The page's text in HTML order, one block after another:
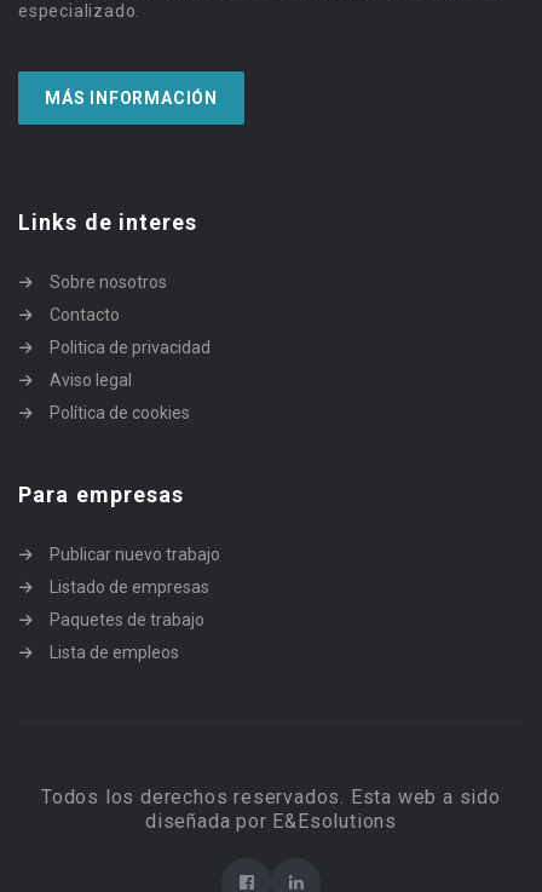
especializado.
MÁS INFORMACIÓN
Links de interes
Sobre nosotros
Contacto
Politica de privacidad
Aviso legal
Política de cookies
Para empresas
Publicar nuevo trabajo
Listado de empresas
Paquetes de trabajo
Lista de empleos
Todos los derechos reservados. Esta web a sido
diseñada por E&Esolutions